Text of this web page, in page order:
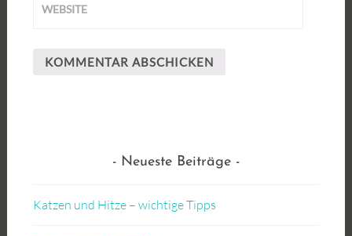
WEBSITE
Neueste Beiträge
Katzen und Hitze – wichtige Tipps